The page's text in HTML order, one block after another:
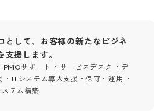
として、お客様の新たなビジネ
援します。
PMOサポート ・サービスデスク ・デ
・ITシステム導入支援・保守・運用 ・
テム構築